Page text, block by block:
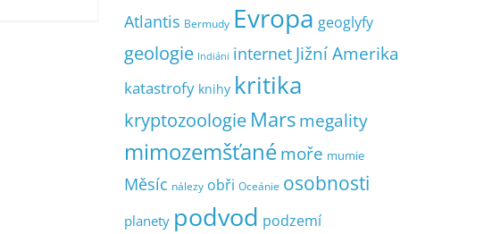
Atlantis Bermudy Evropa geoglyfy
geologie Indiáni internet Jižní Amerika
katastrofy knihy kritika
kryptozoologie Marsmegality
mimozemšťanémoře mumie
Měsíc nálezy obři Oceánie osobnosti
planety podvod podzemí